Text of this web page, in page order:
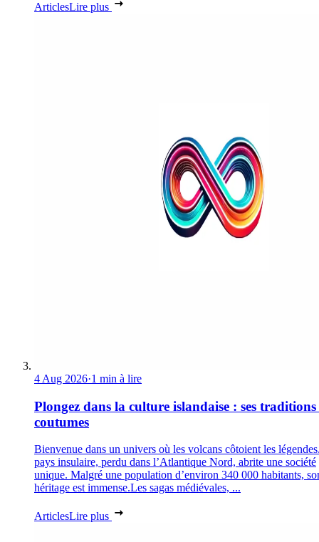
ArticlesLire plus
4 Aug 2026·1 min à lire
Plongez dans la culture islandaise : ses traditions
coutumes
Bienvenue dans un univers où les volcans côtoient les
pays insulaire, perdu dans l’Atlantique Nord, abrite une société
unique. Malgré une population d’environ 340 000 habitants,
héritage est immense.Les sagas médiévales, ...
ArticlesLire plus